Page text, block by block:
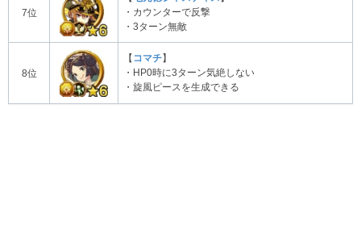
7位
・カウンターで反撃
・3ターン無敵
8位
【 コマチ】
・HP0時に3ターン気絶しない
・旋風ピースを生成できる